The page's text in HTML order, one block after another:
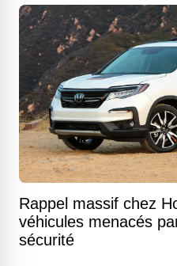
Rappel massif chez
véhicules menacés
sécurité